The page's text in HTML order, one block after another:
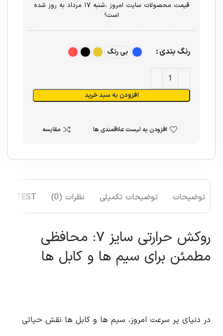
قیمت محصولات سایت امروز ،شنبه ۱۷ مرداد به روز شده
است!
رنگ بندی بی رنگ
افزودن به سبد خرید
افزودن به لیست علاقمندی ها مقایسه
توضیحات توضیحات تکمیلی نظرات (0) TEST
روکش حرارتی سایز ۷: محافظی
مطمئن برای سیم ها و کابل ها
در دنیای پر سرعت امروز، سیم ها و کابل ها نقش حیاتی